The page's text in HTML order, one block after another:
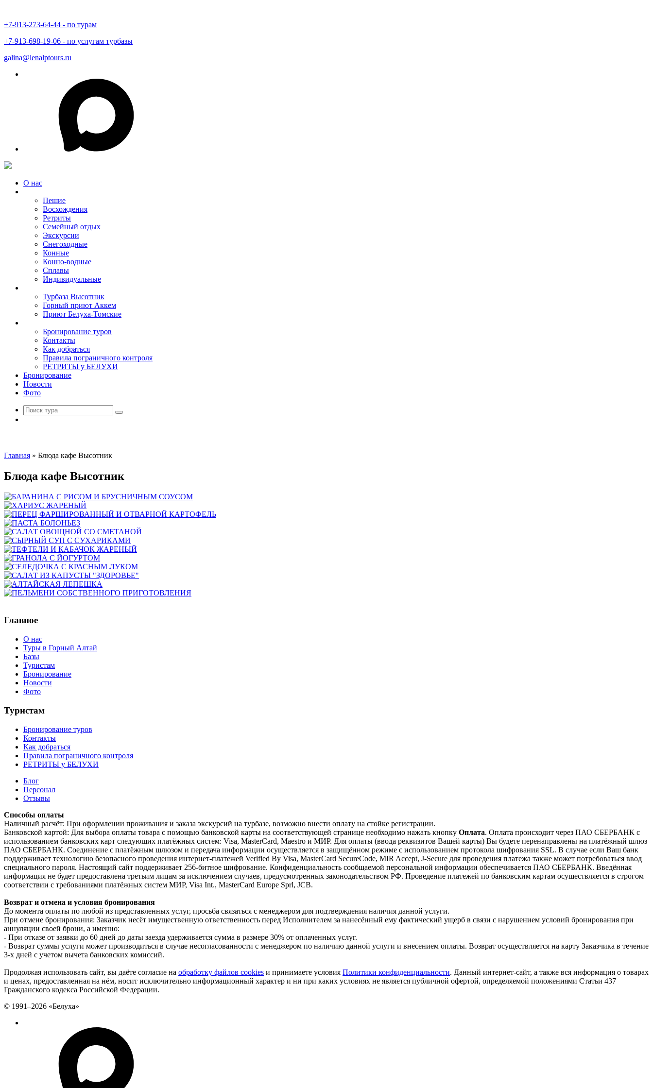
+7-913-273-64-44 - по турам
+7-913-698-19-06 - по услугам турбазы
galina@lenalptours.ru
О нас
Пешие
Восхождения
Ретриты
Семейный отдых
Экскурсии
Снегоходные
Конные
Конно-водные
Сплавы
Индивидуальные
Турбаза Высотник
Горный приют Аккем
Приют Белуха-Томские
Бронирование туров
Контакты
Как добраться
Правила пограничного контроля
РЕТРИТЫ у БЕЛУХИ
Бронирование
Новости
Фото
Главная » Блюда кафе Высотник
Блюда кафе Высотник
Главное
О нас
Туры в Горный Алтай
Базы
Туристам
Бронирование
Новости
Фото
Туристам
Бронирование туров
Контакты
Как добраться
Правила пограничного контроля
РЕТРИТЫ у БЕЛУХИ
Блог
Персонал
Отзывы
Способы оплаты
Наличный расчёт: При оформлении проживания и заказа экскурсий на турбазе, возможно внести оплату на стойке регистрации.
Банковской картой: Для выбора оплаты товара с помощью банковской карты на соответствующей странице необходимо нажать кнопку Оплата. Оплата происходит через ПАО СБЕРБАНК с
использованием банковских карт следующих платёжных систем: Visa, MasterCard, Maestro и МИР. Для оплаты (ввода реквизитов Вашей карты) Вы будете перенаправлены на платёжный шлюз
ПАО СБЕРБАНК. Соединение с платёжным шлюзом и передача информации осуществляется в защищённом режиме с использованием протокола шифрования SSL. В случае если Ваш банк
поддерживает технологию безопасного проведения интернет-платежей Verified By Visa, MasterCard SecureCode, MIR Accept, J-Secure для проведения платежа также может потребоваться ввод
специального пароля. Настоящий сайт поддерживает 256-битное шифрование. Конфиденциальность сообщаемой персональной информации обеспечивается ПАО СБЕРБАНК. Введённая
информация не будет предоставлена третьим лицам за исключением случаев, предусмотренных законодательством РФ. Проведение платежей по банковским картам осуществляется в строгом
соответствии с требованиями платёжных систем МИР, Visa Int., MasterCard Europe Sprl, JCB.
Возврат и отмена и условия бронирования
До момента оплаты по любой из представленных услуг, просьба связаться с менеджером для подтверждения наличия данной услуги.
При отмене бронирования: Заказчик несёт имущественную ответственность перед Исполнителем за нанесённый ему фактический ущерб в связи с нарушением условий бронирования при
аннуляции своей брони, а именно:
- При отказе от заявки до 60 дней до даты заезда удерживается сумма в размере 30% от оплаченных услуг.
- Возврат суммы услуги может производиться в случае несогласованности с менеджером по наличию данной услуги и внесением оплаты. Возврат осуществляется на карту Заказчика в течение
3-х дней с учетом вычета банковских комиссий.
Продолжая использовать сайт, вы даёте согласие на обработку файлов cookies и принимаете условия Политики конфиденциальности. Данный интернет-сайт, а также вся информация о товарах
и ценах, предоставленная на нём, носит исключительно информационный характер и ни при каких условиях не является публичной офертой, определяемой положениями Статьи 437
Гражданского кодекса Российской Федерации.
© 1991–2026 «Белуха»